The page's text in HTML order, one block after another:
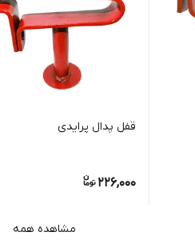
قفل پدال پرایدی
226,000
مشاهده همه